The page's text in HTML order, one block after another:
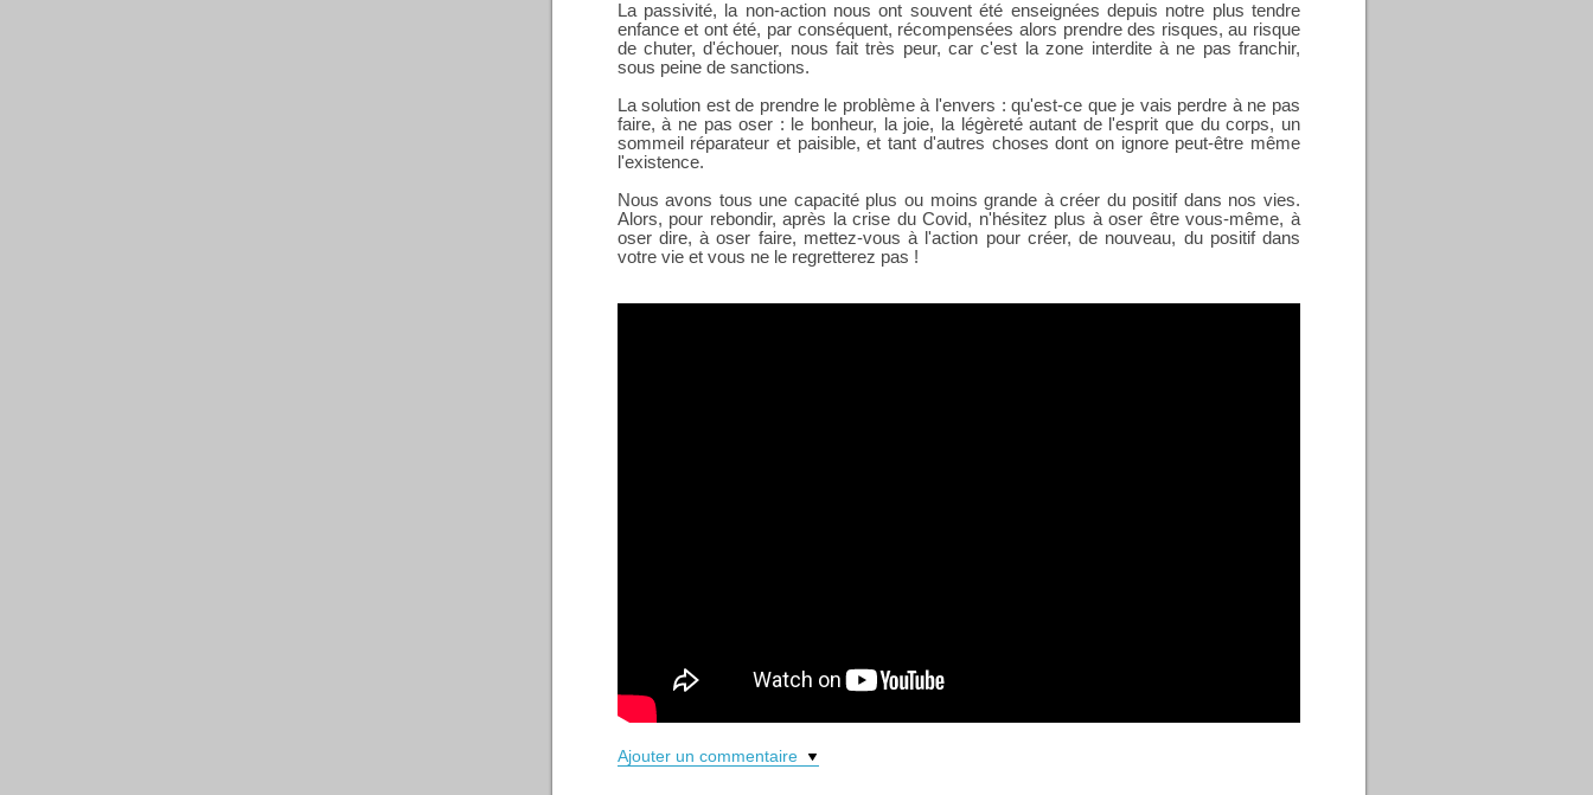
La passivité, la non-action nous ont souvent été enseignées depuis notre plus tendre
enfance et ont été, par conséquent, récompensées alors prendre des risques, au risque
de chuter, d'échouer, nous fait très peur, car c'est la zone interdite à ne pas franchir,
sous peine de sanctions.
La solution est de prendre le problème à l'envers : qu'est-ce que je vais perdre à ne pas
faire, à ne pas oser : le bonheur, la joie, la légèreté autant de l'esprit que du corps, un
sommeil réparateur et paisible, et tant d'autres choses dont on ignore peut-être même
l'existence.
Nous avons tous une capacité plus ou moins grande à créer du positif dans nos vies.
Alors, pour rebondir, après la crise du Covid, n'hésitez plus à oser être vous-même, à
oser dire, à oser faire, mettez-vous à l'action pour créer, de nouveau, du positif dans
votre vie et vous ne le regretterez pas !
Ajouter un commentaire